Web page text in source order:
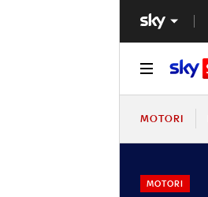
MOTORI
MOTORI